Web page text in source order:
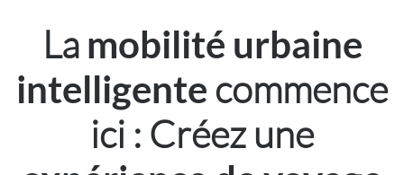
La mobilité urbaine
intelligente commence
ici : Créez une